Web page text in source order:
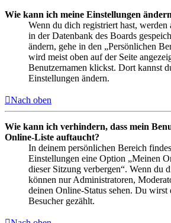
Wie kann ich meine Einstellungen
Wenn du dich registriert hast, werden
in der Datenbank des Boards
ändern, gehe in den „Persönlichen
wird meist oben auf der Seite
Benutzernamen klickst. Dort kannst
Einstellungen ändern.
Nach oben
Wie kann ich verhindern, dass mein
Online-Liste auftaucht?
In deinem persönlichen Bereich
Einstellungen eine Option „Meinen
dieser Sitzung verbergen“. Wenn du
können nur Administratoren,
deinen Online-Status sehen. Du wirst
Besucher gezählt.